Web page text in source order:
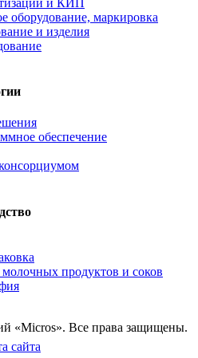
и КИП
оборудование, маркировка
и изделия
обеспечение
молочных продуктов и соков
«Micros». Все права защищены.
сайта